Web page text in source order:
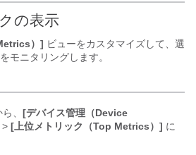
の表示
）] ビューをカスタマイズして、選
モニタリングします。
、 [デバイス管理（Device
> [上位メトリック（Top Metrics）] に